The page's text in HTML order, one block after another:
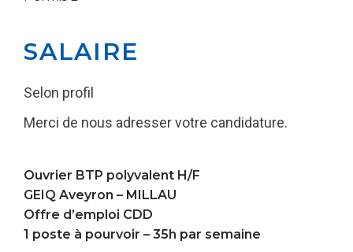
SALAIRE
Selon profil
Merci de nous adresser votre candidature.
Ouvrier BTP polyvalent H/F
GEIQ Aveyron – MILLAU
Offre d’emploi CDD
1 poste à pourvoir – 35h par semaine